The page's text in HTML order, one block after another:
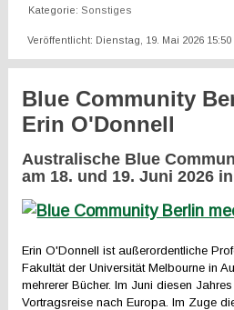
Kategorie:Sonstiges
Veröffentlicht: Dienstag, 19. Mai 2026 15:50
Blue Community
Erin O'Donnell
Australische Blue
am 18. und 19. Juni 2026
Erin O'Donnell ist außerordentliche
Fakultät der Universität Melbourne in
mehrerer Bücher. Im Juni diesen
Vortragsreise nach Europa. Im Zuge